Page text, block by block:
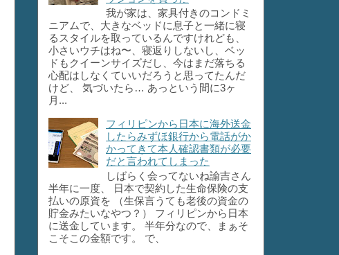
我が家は、家具付きのコンドミ
ニアムで、大きなベッドに息子と一緒に寝
るスタイルを取っているんですけれども、
小さいウチはね〜、寝返りしないし、ベッ
ドもクイーンサイズだし、今はまだ落ちる
心配はしなくていいだろうと思ってたんだ
けど、 気づいたら… あっという間に3ヶ
月...
フィリピンから日本に海外送金
したらみずほ銀行から電話がか
かってきて本人確認書類が必要
だと言われてしまった
しばらく会ってないね諭吉さん
半年に一度、 日本で契約した生命保険の支
払いの原資を （生保言うても老後の資金の
貯金みたいなやつ？） フィリピンから日本
に送金しています。 半年分なので、まぁそ
こそこの金額です。 で、